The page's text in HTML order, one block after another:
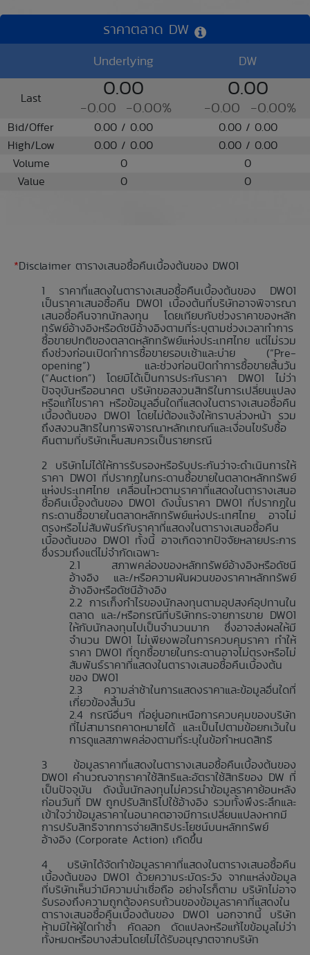
ราคาตลาด DW
Underlying DW
Last 0.00
-0.00 -0.00%
0.00
-0.00 -0.00%
Bid/Offer 0.00 / 0.00
0.00 / 0.00
High/Low
0.00 / 0.00
0.00 / 0.00
Volume
0
0
Value
0 0
*Disclaimer ตารางเสนอซื้อคืนเบื้องต้นของ DW01
ราคาที่แสดงในตารางเสนอซื้อคืนเบื้องต้นของ DW01
เป็นราคาเสนอซื้อคืน DW01 เบื้องต้นที่บริษัทอาจพิจารณา
เสนอซื้อคืนจากนักลงทุน โดยเทียบกับช่วงราคาของหลัก
ทรัพย์อ้างอิงหรือดัชนีอ้างอิงตามที่ระบุตามช่วงเวลาทำการ
ซื้อขายปกติของตลาดหลักทรัพย์แห่งประเทศไทย แต่ไม่รวม
ถึงช่วงก่อนเปิดทำการซื้อขายรอบเช้าและบ่าย (“Pre-
opening”) และช่วงก่อนปิดทำการซื้อขายสิ้นวัน
(“Auction”) โดยมิได้เป็นการประกันราคา DW01 ไม่ว่า
ปัจจุบันหรืออนาคต บริษัทขอสงวนสิทธิในการเปลี่ยนแปลง
หรือแก้ไขราคา หรือข้อมูลอื่นใดที่แสดงในตารางเสนอซื้อคืน
เบื้องต้นของ DW01 โดยไม่ต้องแจ้งให้ทราบล่วงหน้า รวม
ถึงสงวนสิทธิในการพิจารณาหลักเกณฑ์และเงื่อนไขรับซื้อ
คืนตามที่บริษัทเห็นสมควรเป็นรายกรณี
บริษัทไม่ได้ให้การรับรองหรือรับประกันว่าจะดำเนินการให้
ราคา DW01 ที่ปรากฏในกระดานซื้อขายในตลาดหลักทรัพย์
แห่งประเทศไทย เคลื่อนไหวตามราคาที่แสดงในตารางเสนอ
ซื้อคืนเบื้องต้นของ DW01 ดังนั้นราคา DW01 ที่ปรากฏใน
กระดานซื้อขายในตลาดหลักทรัพย์แห่งประเทศไทย อาจไม่
ตรงหรือไม่สัมพันธ์กับราคาที่แสดงในตารางเสนอซื้อคืน
เบื้องต้นของ DW01 ทั้งนี้ อาจเกิดจากปัจจัยหลายประการ
ซึ่งรวมถึงแต่ไม่จำกัดเฉพาะ
สภาพคล่องของหลักทรัพย์อ้างอิงหรือดัชนี
อ้างอิง และ/หรือความผันผวนของราคาหลักทรัพย์
อ้างอิงหรือดัชนีอ้างอิง
การเก็งกำไรของนักลงทุนตามอุปสงค์อุปทานใน
ตลาด และ/หรือกรณีที่บริษัทกระจายการขาย DW01
ให้กับนักลงทุนไปเป็นจำนวนมาก ซึ่งอาจส่งผลให้มี
จำนวน DW01 ไม่เพียงพอในการควบคุมราคา ทำให้
ราคา DW01 ที่ถูกซื้อขายในกระดานอาจไม่ตรงหรือไม่
สัมพันธ์ราคาที่แสดงในตารางเสนอซื้อคืนเบื้องต้น
ของ DW01
ความล่าช้าในการแสดงราคาและข้อมูลอื่นใดที่
เกี่ยวข้องสิ้นวัน
กรณีอื่นๆ ที่อยู่นอกเหนือการควบคุมของบริษัท
ที่ไม่สามารถคาดหมายได้ และเป็นไปตามข้อยกเว้นใน
การดูแลสภาพคล่องตามที่ระบุในข้อกำหนดสิทธิ
ข้อมูลราคาที่แสดงในตารางเสนอซื้อคืนเบื้องต้นของ
DW01 คำนวณจากราคาใช้สิทธิและอัตราใช้สิทธิของ DW ที่
เป็นปัจจุบัน ดังนั้นนักลงทุนไม่ควรนำข้อมูลราคาย้อนหลัง
ก่อนวันที่ DW ถูกปรับสิทธิไปใช้อ้างอิง รวมทั้งพึงระลึกและ
เข้าใจว่าข้อมูลราคาในอนาคตอาจมีการเปลี่ยนแปลงหากมี
การปรับสิทธิจากการจ่ายสิทธิประโยชน์บนหลักทรัพย์
อ้างอิง (Corporate Action) เกิดขึ้น
บริษัทได้จัดทำข้อมูลราคาที่แสดงในตารางเสนอซื้อคืน
เบื้องต้นของ DW01 ด้วยความระมัดระวัง จากแหล่งข้อมูล
ที่บริษัทเห็นว่ามีความน่าเชื่อถือ อย่างไรก็ตาม บริษัทไม่อาจ
รับรองถึงความถูกต้องครบถ้วนของข้อมูลราคาที่แสดงใน
ตารางเสนอซื้อคืนเบื้องต้นของ DW01 นอกจากนี้ บริษัท
ห้ามมิให้ผู้ใดทำซ้ำ คัดลอก ดัดแปลงหรือแก้ไขข้อมูลไม่ว่า
ทั้งหมดหรือบางส่วนโดยไม่ได้รับอนุญาตจากบริษัท